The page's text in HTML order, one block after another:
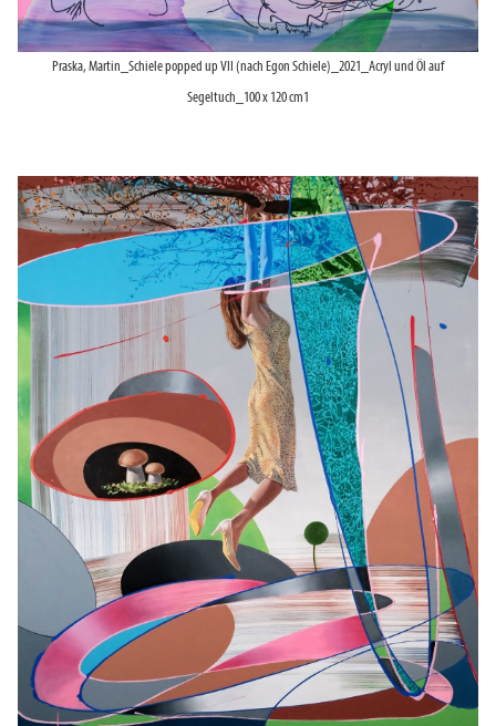
Praska, Martin_Schiele popped up VII (nach Egon Schiele)_2021_Acryl und Öl auf
Segeltuch_100 x 120 cm1